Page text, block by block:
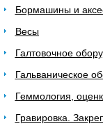
Бормашины и
Весы
Галтовочное
Гальваническое
Геммология,
Гравировка.